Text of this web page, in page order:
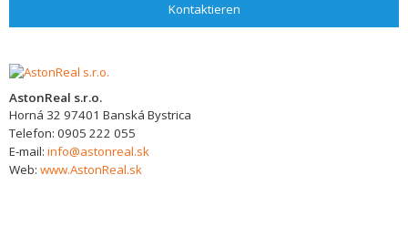
Kontaktieren
AstonReal s.r.o.
Horná 32 97401 Banská Bystrica
Telefon: 0905 222 055
E-mail: info@astonreal.sk
Web: www.AstonReal.sk